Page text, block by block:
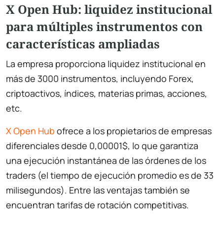
X Open Hub: liquidez institucional
para múltiples instrumentos con
características ampliadas
La empresa proporciona liquidez institucional en
más de 3000 instrumentos, incluyendo Forex,
criptoactivos, índices, materias primas, acciones,
etc.
X Open Hub ofrece a los propietarios de empresas
diferenciales desde 0,00001$, lo que garantiza
una ejecución instantánea de las órdenes de los
traders (el tiempo de ejecución promedio es de 33
milisegundos). Entre las ventajas también se
encuentran tarifas de rotación competitivas.